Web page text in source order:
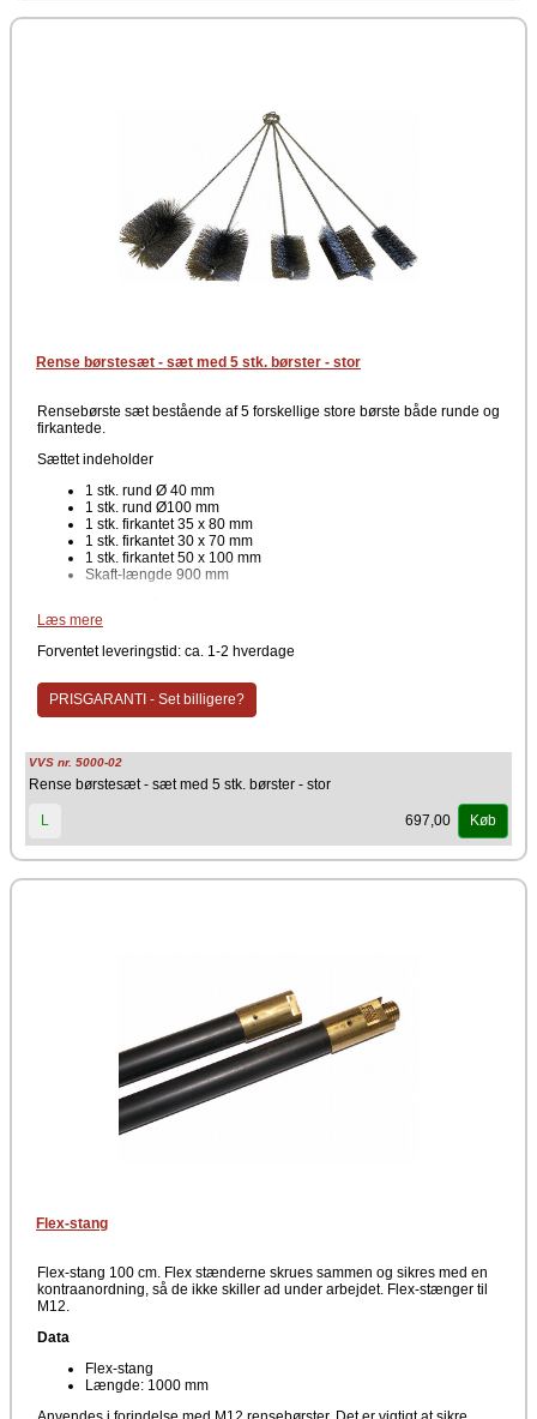
Rense børstesæt - sæt med 5 stk. børster - stor
Rensebørste sæt bestående af 5 forskellige store børste både runde og
firkantede.
Sættet indeholder
1 stk. rund Ø 40 mm
1 stk. rund Ø100 mm
1 stk. firkantet 35 x 80 mm
1 stk. firkantet 30 x 70 mm
1 stk. firkantet 50 x 100 mm
Skaft-længde 900 mm
er flere fordele ved at købe sætvis, både med hensyn til prisen men
Læs mere
Forventet leveringstid: ca. 1-2 hverdage
PRISGARANTI - Set billigere?
VVS nr. 5000-02
Rense børstesæt - sæt med 5 stk. børster - stor
L 697,00 Køb
Flex-stang
Flex-stang 100 cm. Flex stænderne skrues sammen og sikres med en
kontraanordning, så de ikke skiller ad under arbejdet. Flex-stænger til
M12.
Data
Flex-stang
Længde: 1000 mm